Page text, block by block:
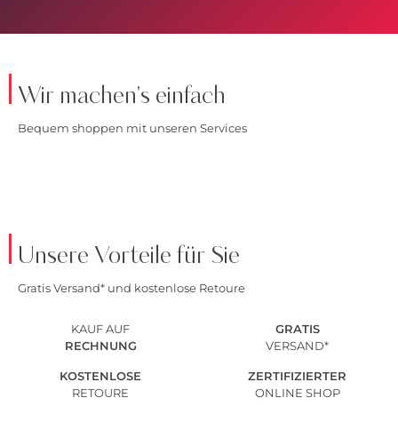
Wir machen's einfach
Bequem shoppen mit unseren Services
Unsere Vorteile für Sie
Gratis Versand* und kostenlose Retoure
KAUF AUF
RECHNUNG
GRATIS
VERSAND*
KOSTENLOSE
RETOURE
ZERTIFIZIERTER
ONLINE SHOP